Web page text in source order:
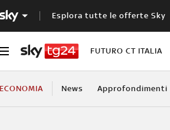
Esplora tutte le offerte Sky
FUTURO CT ITALIA
ECONOMIA News Approfondimenti